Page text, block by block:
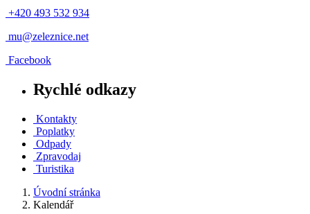
+420 493 532 934
mu@zeleznice.net
Facebook
Rychlé odkazy
Kontakty
Poplatky
Odpady
Zpravodaj
Turistika
Úvodní stránka
Kalendář